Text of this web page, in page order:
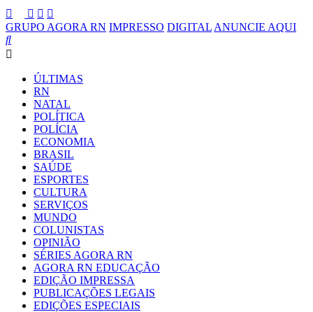
GRUPO AGORA RN IMPRESSO DIGITAL ANUNCIE AQUI
ÚLTIMAS
RN
NATAL
POLÍTICA
POLÍCIA
ECONOMIA
BRASIL
SAÚDE
ESPORTES
CULTURA
SERVIÇOS
MUNDO
COLUNISTAS
OPINIÃO
SÉRIES AGORA RN
AGORA RN EDUCAÇÃO
EDIÇÃO IMPRESSA
PUBLICAÇÕES LEGAIS
EDIÇÕES ESPECIAIS